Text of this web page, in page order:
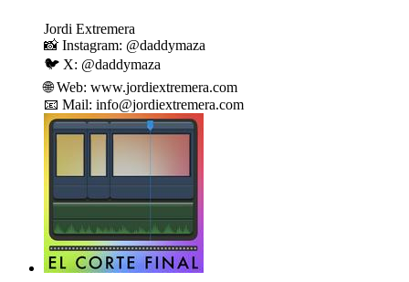
Jordi Extremera
📸 Instagram: @daddymaza
🐦 X: @daddymaza
🌐 Web: www.jordiextremera.com
📧 Mail: info@jordiextremera.com